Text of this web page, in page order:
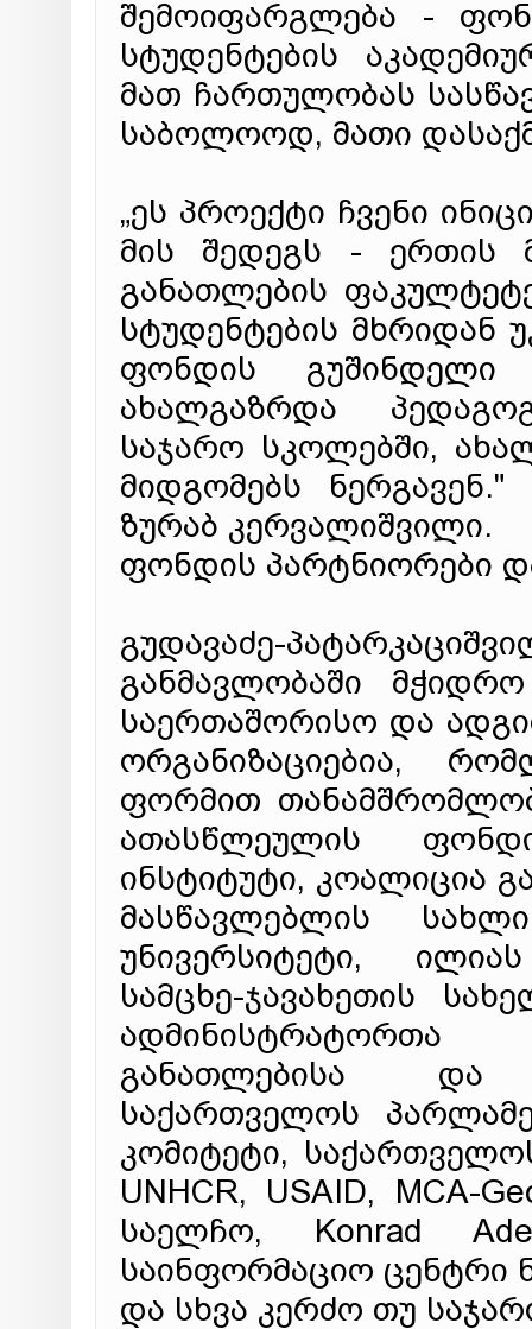
შემოიფარგლება -
სტუდენტების
მათ ჩართულობას
საბოლოოდ, მათი
„ეს პროექტი ჩვენი
მის შედეგს - ერთის
განათლების
სტუდენტების მხრიდან
ფონდის გუშინდელი
ახალგაზრდა
საჯარო სკოლებში,
მიდგომებს
ზურაბ კერვალიშვილი.
ფონდის პარტნიორები
გუდავაძე-
განმავლობაში
საერთაშორისო და
ორგანიზაციებია,
ფორმით
ათასწლეულის
ინსტიტუტი, კოალიცია
მასწავლებლის
უნივერსიტეტი,
სამცხე-ჯავახეთის
განათლებისა და
საქართველოს
კომიტეტი,
UNHCR, USAID, MCA-
საელჩო, Konrad
საინფორმაციო ცენტრი
და სხვა კერძო თუ